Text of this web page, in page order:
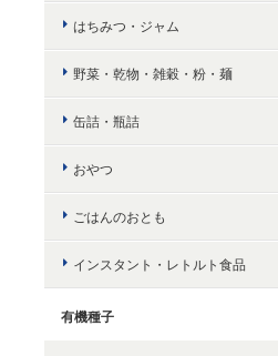
はちみつ・ジャム
野菜・乾物・雑穀・粉・麺
缶詰・瓶詰
おやつ
ごはんのおとも
インスタント・レトルト食品
有機種子